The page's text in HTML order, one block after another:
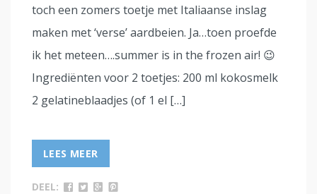
toch een zomers toetje met Italiaanse inslag
maken met ‘verse’ aardbeien. Ja…toen proefde
ik het meteen….summer is in the frozen air! 😉
Ingrediënten voor 2 toetjes: 200 ml kokosmelk
2 gelatineblaadjes (of 1 el […]
LEES MEER
DEEL: